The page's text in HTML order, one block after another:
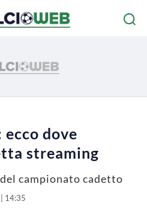
dove
streaming
campionato cadetto
14:35